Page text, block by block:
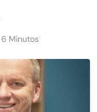
6 Minutos